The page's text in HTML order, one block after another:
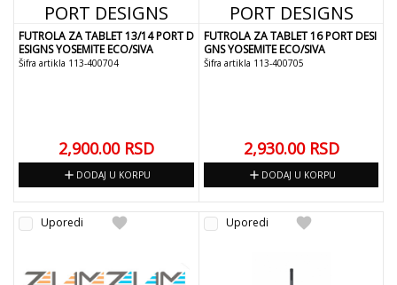
PORT DESIGNS
FUTROLA ZA TABLET 13/14 PORT D
ESIGNS YOSEMITE ECO/SIVA
Šifra artikla 113-400704
2,900.00 RSD
add DODAJ U KORPU
PORT DESIGNS
FUTROLA ZA TABLET 16 PORT DESI
GNS YOSEMITE ECO/SIVA
Šifra artikla 113-400705
2,930.00 RSD
add DODAJ U KORPU
favorite
Uporedi favorite
Uporedi